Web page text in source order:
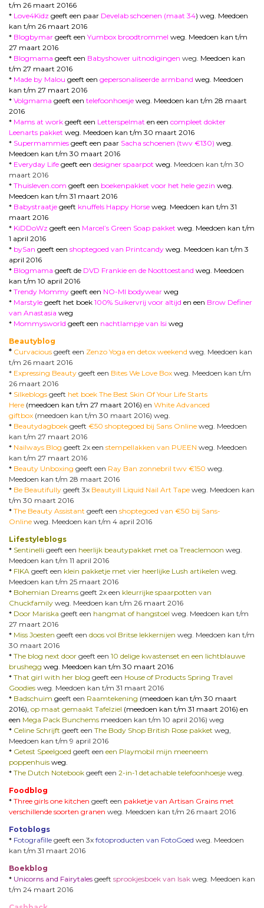
t/m 26 maart 20166
* Love4Kidz geeft een paar Develab schoenen (maat 34) weg. Meedoen
kan t/m 26 maart 2016
* Blogbymar geeft een Yumbox broodtrommel weg. Meedoen kan t/m
27 maart 2016
* Blogmama geeft een Babyshower uitnodigingen weg. Meedoen kan
t/m 27 maart 2016
* Made by Malou geeft een gepersonaliseerde armband weg. Meedoen
kan t/m 27 maart 2016
* Volgmama geeft een telefoonhoesje weg. Meedoen kan t/m 28 maart
2016
* Mams at work geeft een Letterspelmat en een compleet dokter
Leenarts pakket weg. Meedoen kan t/m 30 maart 2016
* Supermammies geeft een paar Sacha schoenen (twv €130) weg.
Meedoen kan t/m 30 maart 2016
* Everyday Life geeft een designer spaarpot weg. Meedoen kan t/m 30
maart 2016
* Thuisleven.com geeft een boekenpakket voor het hele gezin weg.
Meedoen kan t/m 31 maart 2016
* Babystraatje geeft knuffels Happy Horse weg. Meedoen kan t/m 31
maart 2016
* KiDDoWz geeft een Marcel’s Green Soap pakket weg. Meedoen kan t/m
1 april 2016
* bySan geeft een shoptegoed van Printcandy weg. Meedoen kan t/m 3
april 2016
* Blogmama geeft de DVD Frankie en de Noottoestand weg. Meedoen
kan t/m 10 april 2016
* Trendy Mommy geeft een NO-MI bodywear weg
* Marstyle geeft het boek 100% Suikervrij voor altijd en een Brow Definer
van Anastasia weg
* Mommysworld geeft een nachtlampje van Isi weg
Beautyblog
* Curvacious geeft een Zenzo Yoga en detox weekend weg. Meedoen kan
t/m 26 maart 2016
* Expressing Beauty geeft een Bites We Love Box weg. Meedoen kan t/m
26 maart 2016
* Silkeblogs geeft het boek The Best Skin Of Your Life Starts
Here (meedoen kan t/m 27 maart 2016) en White Advanced
giftbox (meedoen kan t/m 30 maart 2016) weg.
* Beautydagboek geeft €50 shoptegoed bij Sans Online weg. Meedoen
kan t/m 27 maart 2016
* Nailways Blog geeft 2x een stempellakken van PUEEN weg. Meedoen
kan t/m 27 maart 2016
* Beauty Unboxing geeft een Ray Ban zonnebril twv €150 weg.
Meedoen kan t/m 28 maart 2016
* Be Beautifully geeft 3x Beautyill Liquid Nail Art Tape weg. Meedoen kan
t/m 30 maart 2016
* The Beauty Assistant geeft een shoptegoed van €50 bij Sans-
Online weg. Meedoen kan t/m 4 april 2016
Lifestyleblogs
* Sentinelli geeft een heerlijk beautypakket met oa Treaclemoon weg.
Meedoen kan t/m 11 april 2016
* FIKA geeft een klein pakketje met vier heerlijke Lush artikelen weg.
Meedoen kan t/m 25 maart 2016
* Bohemian Dreams geeft 2x een kleurrijke spaarpotten van
Chuckfamily weg. Meedoen kan t/m 26 maart 2016
* Door Mariska geeft een hangmat of hangstoel weg. Meedoen kan t/m
27 maart 2016
* Miss Joesten geeft een doos vol Britse lekkernijen weg. Meedoen kan t/m
30 maart 2016
* The blog next door geeft een 10 delige kwastenset en een lichtblauwe
brushegg weg. Meedoen kan t/m 30 maart 2016
* That girl with her blog geeft een House of Products Spring Travel
Goodies weg. Meedoen kan t/m 31 maart 2016
* Badschuim geeft een Raamtekening (meedoen kan t/m 30 maart
2016), op maat gemaakt Tafelziel (meedoen kan t/m 31 maart 2016) en
een Mega Pack Bunchems meedoen kan t/m 10 april 2016) weg
* Celine Schrijft geeft een The Body Shop British Rose pakket weg,
Meedoen kan t/m 9 april 2016
* Getest Speelgoed geeft een een Playmobil mijn meeneem
poppenhuis weg.
* The Dutch Notebook geeft een 2-in-1 detachable telefoonhoesje weg.
Foodblog
* Three girls one kitchen geeft een pakketje van Artisan Grains met
verschillende soorten granen weg. Meedoen kan t/m 26 maart 2016
Fotoblogs
* Fotografille geeft een 3x fotoproducten van FotoGoed weg. Meedoen
kan t/m 31 maart 2016
Boekblog
* Unicorns and Fairytales geeft sprookjesboek van Isak weg. Meedoen kan
t/m 24 maart 2016